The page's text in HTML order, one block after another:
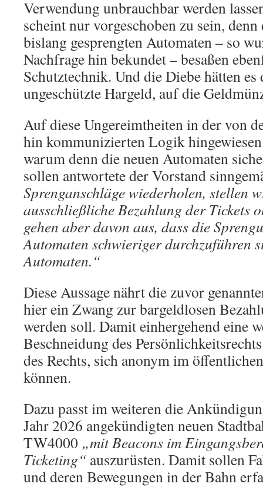
Verwendung unbrauchbar werden
scheint nur vorgeschoben zu sein,
bislang gesprengten Automaten – so
Nachfrage hin bekundet – besaßen
Schutztechnik. Und die Diebe hätten es
ungeschützte Hargeld, auf die
Auf diese Ungereimtheiten in der von
hin kommunizierten Logik
warum denn die neuen Automaten
sollen antwortete der Vorstand
Sprenganschläge wiederholen, stellen
ausschließliche Bezahlung der Tickets
gehen aber davon aus, dass die
Automaten schwieriger durchzuführen
Automaten.“
Diese Aussage nährt die zuvor
hier ein Zwang zur bargeldlosen
werden soll. Damit einhergehend eine
Beschneidung des
des Rechts, sich anonym im
können.
Dazu passt im weiteren die
Jahr 2026 angekündigten neuen
TW4000 „mit Beacons im
Ticketing“ auszurüsten. Damit sollen
und deren Bewegungen in der Bahn